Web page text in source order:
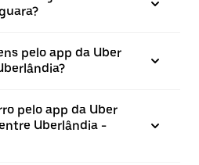
pelo app da Uber
pelo app da Uber
Uberlândia -